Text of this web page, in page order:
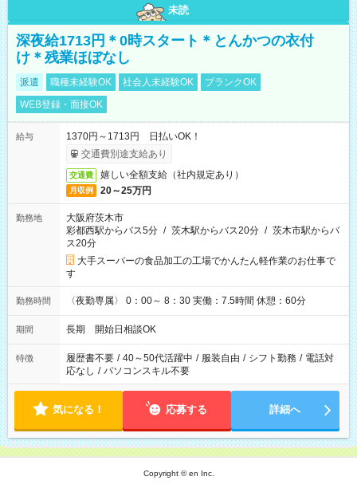
未読
深夜給1713円＊0時スタート＊とんかつの衣付
け＊残業ほぼなし
派遣 職種未経験OK 社会人未経験OK
ブランクOK
WEB登録・面接OK
給与
1370円～1713円 日払いOK！
交通費別途支給あり
交通費 嬉しい全額支給（社内規定あり）
月収例 20～25万円
勤務地
大阪府茨木市
彩都西駅からバス5分 / 茨木駅からバス20分 / 茨木市駅からバ
ス20分
大手スーパーの食品加工の工場でかんたん軽作業のお仕事で
す
勤務時間 〈夜勤専属〉 0：00～ 8：30 実働：7.5時間 休憩：60分
期間 長期 開始日相談OK
特徴 履歴書不要 / 40～50代活躍中 / 服装自由 / シフト勤務 / 電話対
応なし / パソコンスキル不要
気になる！ 応募する 詳細へ
Copyright © en Inc.